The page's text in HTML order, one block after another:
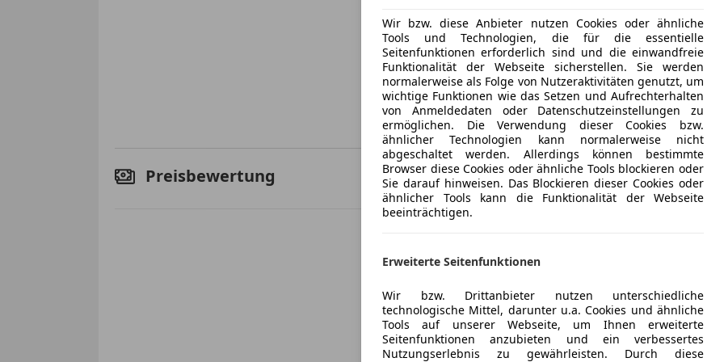
Servolenkung Plus
Multifunktions GT-Sportlenkrad inkl.
Panorama Dachsystem
Porsche Wappen auf Kopfstützen (Vordersitze)
Dachreling in Schwarz (hochglanz) lackiert
Sitzheizung vorn und hinten
Automatisch abblendende Innen- und Außenspiegel
Spurwechselassistent
LED-Hauptscheinwerfer inkl. Porsche Dynamic Light
Abstandsregeltempostat
BOSE® Surround Sound-System
Privacy-Verglasung
Komfortsitze vorn (14-Wege)
Mehr anzeigen
Preisbewertung Mehr anzeigen
Wir bzw. diese Anbieter nutzen Cookies oder ähnliche
Tools und Technologien, die für die essentielle
Seitenfunktionen erforderlich sind und die einwandfreie
Funktionalität der Webseite sicherstellen. Sie werden
normalerweise als Folge von Nutzeraktivitäten genutzt, um
wichtige Funktionen wie das Setzen und Aufrechterhalten
von Anmeldedaten oder Datenschutzeinstellungen zu
ermöglichen. Die Verwendung dieser Cookies bzw.
ähnlicher Technologien kann normalerweise nicht
abgeschaltet werden. Allerdings können bestimmte
Browser diese Cookies oder ähnliche Tools blockieren oder
Sie darauf hinweisen. Das Blockieren dieser Cookies oder
ähnlicher Tools kann die Funktionalität der Webseite
beeinträchtigen.
Erweiterte Seitenfunktionen
Wir bzw. Drittanbieter nutzen unterschiedliche
technologische Mittel, darunter u.a. Cookies und ähnliche
Tools auf unserer Webseite, um Ihnen erweiterte
Seitenfunktionen anzubieten und ein verbessertes
Nutzungserlebnis zu gewährleisten. Durch diese